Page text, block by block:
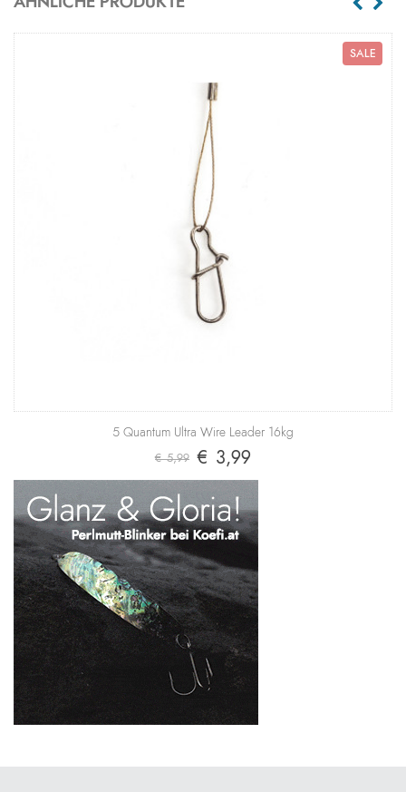
SALE
5 Quantum Ultra Wire Leader 16kg
€ 5,99 € 3,99